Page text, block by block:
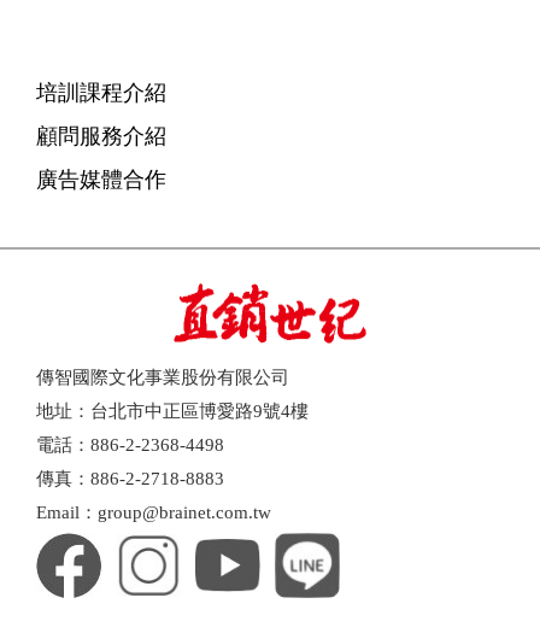
培訓課程介紹
顧問服務介紹
廣告媒體合作
傳智國際文化事業股份有限公司
地址：台北市中正區博愛路9號4樓
電話：886-2-2368-4498
傳真：886-2-2718-8883
Email：group@brainet.com.tw